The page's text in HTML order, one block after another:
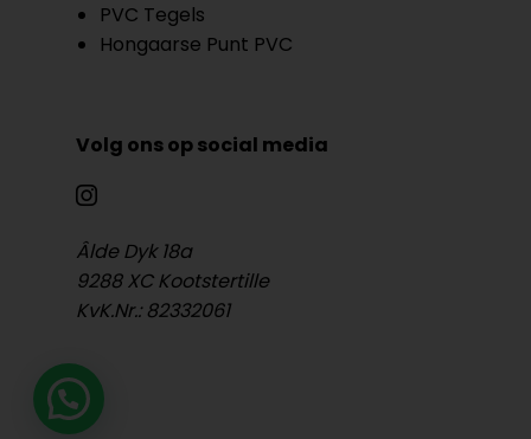
PVC Tegels
Hongaarse Punt PVC
Volg ons op social media
Âlde Dyk 18a
9288 XC Kootstertille
KvK.Nr.: 82332061